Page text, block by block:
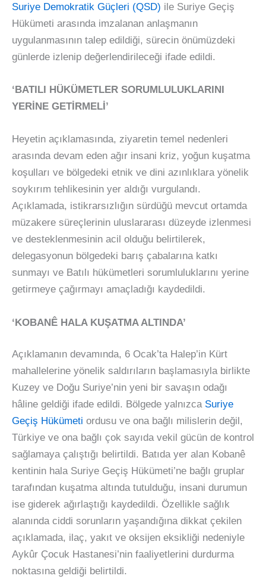
Suriye Demokratik Güçleri (QSD) ile Suriye Geçiş
Hükümeti arasında imzalanan anlaşmanın
uygulanmasının talep edildiği, sürecin önümüzdeki
günlerde izlenip değerlendirileceği ifade edildi.
‘BATILI HÜKÜMETLER SORUMLULUKLARINI
YERİNE GETİRMELİ’
Heyetin açıklamasında, ziyaretin temel nedenleri
arasında devam eden ağır insani kriz, yoğun kuşatma
koşulları ve bölgedeki etnik ve dini azınlıklara yönelik
soykırım tehlikesinin yer aldığı vurgulandı.
Açıklamada, istikrarsızlığın sürdüğü mevcut ortamda
müzakere süreçlerinin uluslararası düzeyde izlenmesi
ve desteklenmesinin acil olduğu belirtilerek,
delegasyonun bölgedeki barış çabalarına katkı
sunmayı ve Batılı hükümetleri sorumluluklarını yerine
getirmeye çağırmayı amaçladığı kaydedildi.
‘KOBANÊ HALA KUŞATMA ALTINDA’
Açıklamanın devamında, 6 Ocak’ta Halep’in Kürt
mahallelerine yönelik saldırıların başlamasıyla birlikte
Kuzey ve Doğu Suriye’nin yeni bir savaşın odağı
hâline geldiği ifade edildi. Bölgede yalnızca Suriye
Geçiş Hükümeti ordusu ve ona bağlı milislerin değil,
Türkiye ve ona bağlı çok sayıda vekil gücün de kontrol
sağlamaya çalıştığı belirtildi. Batıda yer alan Kobanê
kentinin hala Suriye Geçiş Hükümeti’ne bağlı gruplar
tarafından kuşatma altında tutulduğu, insani durumun
ise giderek ağırlaştığı kaydedildi. Özellikle sağlık
alanında ciddi sorunların yaşandığına dikkat çekilen
açıklamada, ilaç, yakıt ve oksijen eksikliği nedeniyle
Aykûr Çocuk Hastanesi’nin faaliyetlerini durdurma
noktasına geldiği belirtildi.